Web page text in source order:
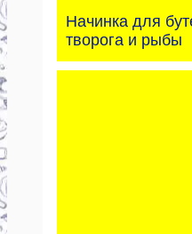
Начинка для
творога и рыбы